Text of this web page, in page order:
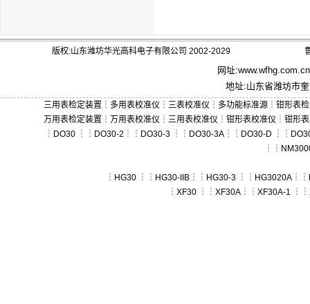
版权:山东潍坊华光高科电子有限公司 2002-2029
网址:www.wfhg.com.cn
地址:山东省潍坊市
三用表检定装置 ┆ 多用表校准仪 ┆ 三表校准仪 ┆ 多功能标准源 ┆ 钳形表
万用表检定装置 ┆ 万用表校准仪 ┆ 三用表校准仪 ┆ 钳形表校准仪 ┆ 钳形
┆ DO30 ┆┆ DO30-2 ┆┆ DO30-3 ┆┆ DO30-3A ┆┆ DO30-D ┆┆
┆┆
┆ HG30 ┆┆ HG30-IIB ┆┆ HG30-3 ┆┆ HG3020A ┆┆
┆ XF30 ┆┆ XF30A ┆┆ XF30A-1 ┆┆